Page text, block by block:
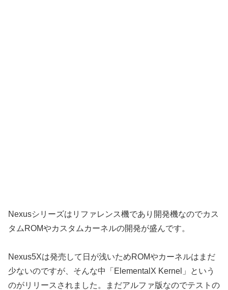
Nexusシリーズはリファレンス機であり開発機なのでカス
タムROMやカスタムカーネルの開発が盛んです。
Nexus5Xは発売して日が浅いためROMやカーネルはまだ
少ないのですが、そんな中「ElementalX Kernel」という
のがリリースされました。まだアルファ版なのでテストの